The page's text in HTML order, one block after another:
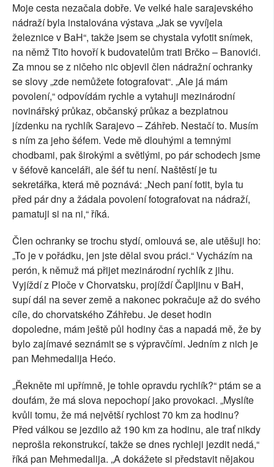
Moje cesta nezačala dobře. Ve velké hale sarajevského
nádraží byla instalována výstava „Jak se vyvíjela
železnice v BaH“, takže jsem se chystala vyfotit snímek,
na němž Tito hovoří k budovatelům trati Brčko – Banovići.
Za mnou se z ničeho nic objevil člen nádražní ochranky
se slovy „zde nemůžete fotografovat“. „Ale já mám
povolení,“ odpovídám rychle a vytahuji mezinárodní
novinářský průkaz, občanský průkaz a bezplatnou
jízdenku na rychlík Sarajevo – Záhřeb. Nestačí to. Musím
s ním za jeho šéfem. Vede mě dlouhými a temnými
chodbami, pak širokými a světlými, po pár schodech jsme
v šéfově kanceláři, ale šéf tu není. Naštěstí je tu
sekretářka, která mě poznává: „Nech paní fotit, byla tu
před pár dny a žádala povolení fotografovat na nádraží,
pamatuji si na ni,“ říká.
Člen ochranky se trochu stydí, omlouvá se, ale utěšuji ho:
„To je v pořádku, jen jste dělal svou práci.“ Vycházím na
perón, k němuž má přijet mezinárodní rychlík z jihu.
Vyjíždí z Ploče v Chorvatsku, projíždí Čapljinu v BaH,
supí dál na sever země a nakonec pokračuje až do svého
cíle, do chorvatského Záhřebu. Je deset hodin
dopoledne, mám ještě půl hodiny čas a napadá mě, že by
bylo zajímavé seznámit se s výpravčími. Jedním z nich je
pan Mehmedalija Hećo.
„Řekněte mi upřímně, je tohle opravdu rychlík?“ ptám se a
doufám, že má slova nepochopí jako provokaci. „Myslíte
kvůli tomu, že má největší rychlost 70 km za hodinu?
Před válkou se jezdilo až 190 km za hodinu, ale trať nikdy
neprošla rekonstrukcí, takže se dnes rychleji jezdit nedá,“
říká pan Mehmedalija. „A dokážete si představit nějakou